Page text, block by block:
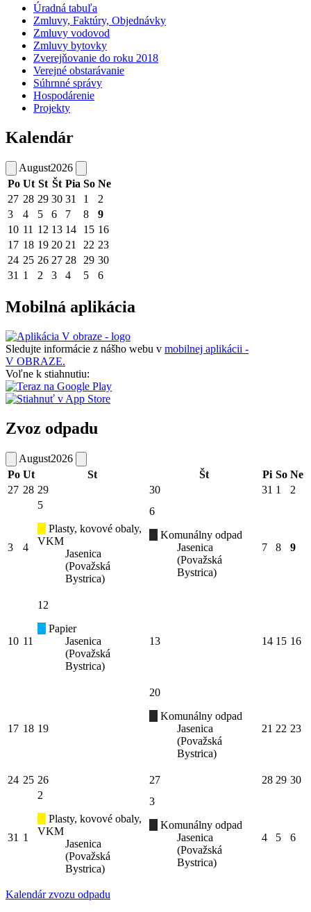
Úradná tabuľa
Zmluvy, Faktúry, Objednávky
Zmluvy vodovod
Zmluvy bytovky
Zverejňovanie do roku 2018
Verejné obstarávanie
Súhrnné správy
Hospodárenie
Projekty
Kalendár
August2026
Po Ut St Št Pia So Ne
27 28 29 30 31 1
2
3
4 5 6 7 8
9
10 11 12 13 14 15 16
17 18 19 20 21 22 23
24 25 26 27 28 29 30
31 1 2 3 4 5 6
Mobilná aplikácia
Sledujte informácie z nášho webu v mobilnej aplikácii -
V OBRAZE.
Voľne k stiahnutiu:
Zvoz odpadu
August2026
Po Ut St Št Pi So Ne
27 28 29 30 31 1 2
3 4
5
Plasty, kovové obaly,
VKM
Jasenica
(Považská
Bystrica)
6
Komunálny odpad
Jasenica
(Považská
Bystrica)
7 8 9
10 11
12
Papier
Jasenica
(Považská
Bystrica)
13 14 15 16
17 18 19
20
Komunálny odpad
Jasenica
(Považská
Bystrica)
21 22 23
24 25 26 27 28 29 30
31 1
2
Plasty, kovové obaly,
VKM
Jasenica
(Považská
Bystrica)
3
Komunálny odpad
Jasenica
(Považská
Bystrica)
4 5 6
Kalendár zvozu odpadu